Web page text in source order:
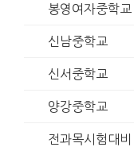
봉영여자중학교
신남중학교
신서중학교
양강중학교
전과목시험대비